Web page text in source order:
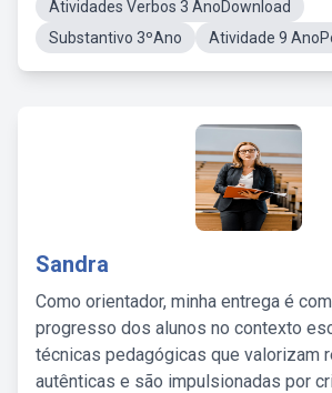
Atividades Verbos 3 AnoDownload
Substantivo 3ºAno
Atividade 9
Sandra
Como orientador, minha entrega é
progresso dos alunos no contexto
técnicas pedagógicas que valorizam
autênticas e são impulsionadas por